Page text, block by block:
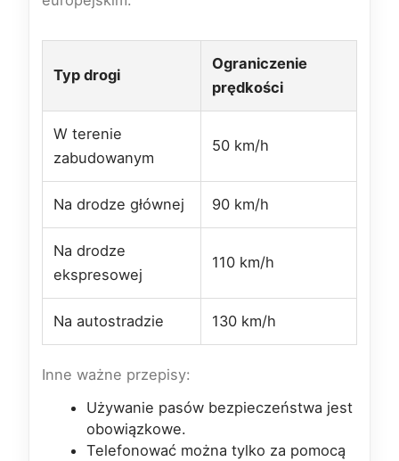
Typ drogi
Ograniczenie
prędkości
W terenie
zabudowanym
50 km/h
Na drodze głównej 90 km/h
Na drodze
ekspresowej
110 km/h
Na autostradzie 130 km/h
Inne ważne przepisy:
Używanie pasów bezpieczeństwa jest
obowiązkowe.
Telefonować można tylko za pomocą